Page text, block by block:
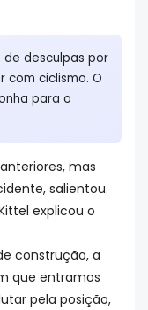
de desculpas por
com ciclismo. O
para o
mas
salientou.
explicou o
construção, a
que entramos
pela posição,